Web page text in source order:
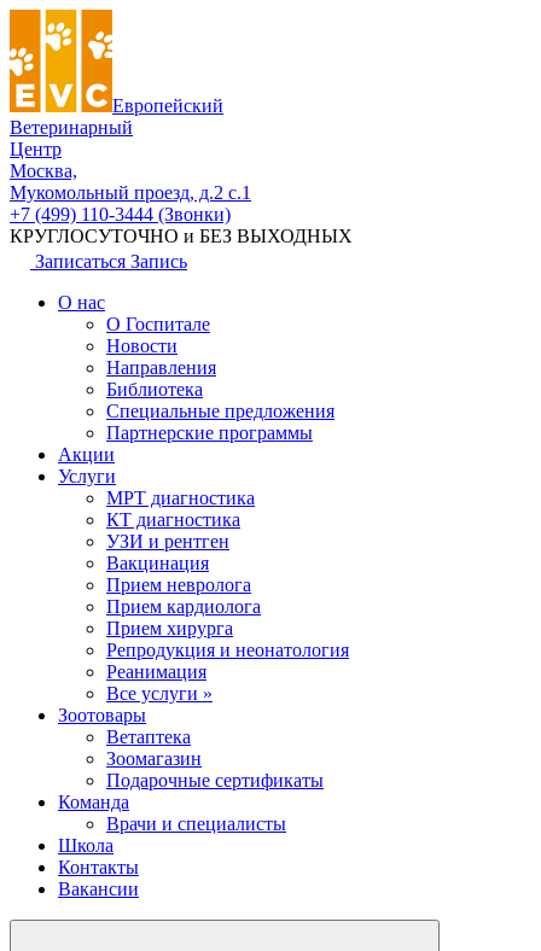
Европейский
Ветеринарный
Центр
Москва,
Мукомольный проезд, д.2 с.1
+7 (499) 110-3444 (Звонки)
КРУГЛОСУТОЧНО и БЕЗ ВЫХОДНЫХ
Записаться Запись
О нас
О Госпитале
Новости
Направления
Библиотека
Специальные предложения
Партнерские программы
Акции
Услуги
МРТ диагностика
КТ диагностика
УЗИ и рентген
Вакцинация
Прием невролога
Прием кардиолога
Прием хирурга
Репродукция и неонатология
Реанимация
Все услуги »
Зоотовары
Ветаптека
Зоомагазин
Подарочные сертификаты
Команда
Врачи и специалисты
Школа
Контакты
Вакансии